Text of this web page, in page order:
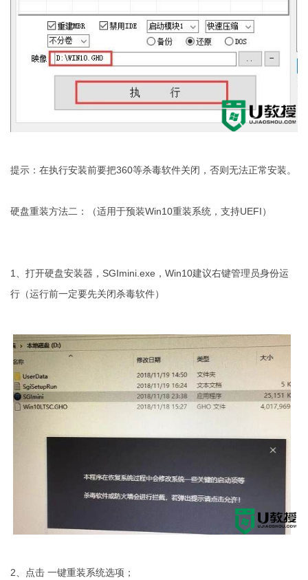
提示：在执行安装前要把360等杀毒软件关闭，否则无法正常安装。
硬盘重装方法二：（适用于预装Win10重装系统，支持UEFI）
1、打开硬盘安装器，SGImini.exe，Win10建议右键管理员身份运
行（运行前一定要先关闭杀毒软件）
2、点击 一键重装系统选项；